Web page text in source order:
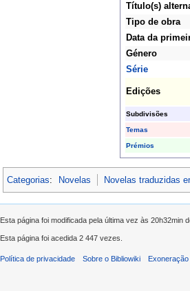
Título(s)
Tipo de obra
Data da
Género
Série
Edições
Subdivisões
Temas
Prémios
Categorias: Novelas Novelas traduzidas
Esta página foi modificada pela última vez às 20h32min
Esta página foi acedida 2 447 vezes.
Política de privacidade Sobre o Bibliowiki